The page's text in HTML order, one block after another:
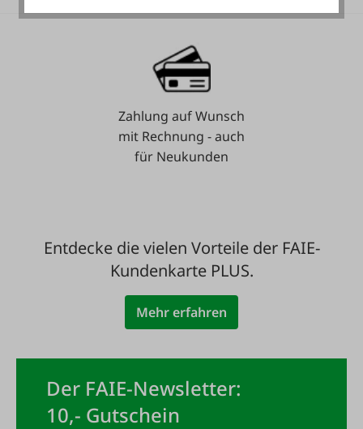
Zahlung auf Wunsch
mit Rechnung - auch
für Neukunden
Entdecke die vielen Vorteile der FAIE-
Kundenkarte PLUS.
Mehr erfahren
Der FAIE-Newsletter:
10,- Gutschein